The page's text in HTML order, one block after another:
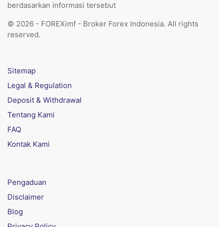
berdasarkan informasi tersebut
© 2026 - FOREXimf - Broker Forex Indonesia. All rights
reserved.
Sitemap
Legal & Regulation
Deposit & Withdrawal
Tentang Kami
FAQ
Kontak Kami
Pengaduan
Disclaimer
Blog